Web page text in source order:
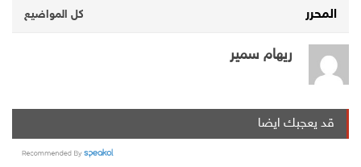
المحرر كل المواضيع
ريهام سمير
قد يعجبك ايضا